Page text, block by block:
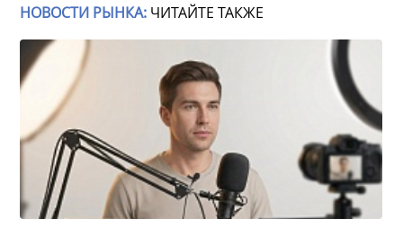
НОВОСТИ РЫНКА: ЧИТАЙТЕ ТАКЖЕ